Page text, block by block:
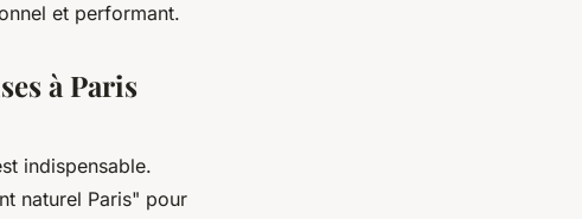
et performant.
à Paris
indispensable.
naturel Paris" pour